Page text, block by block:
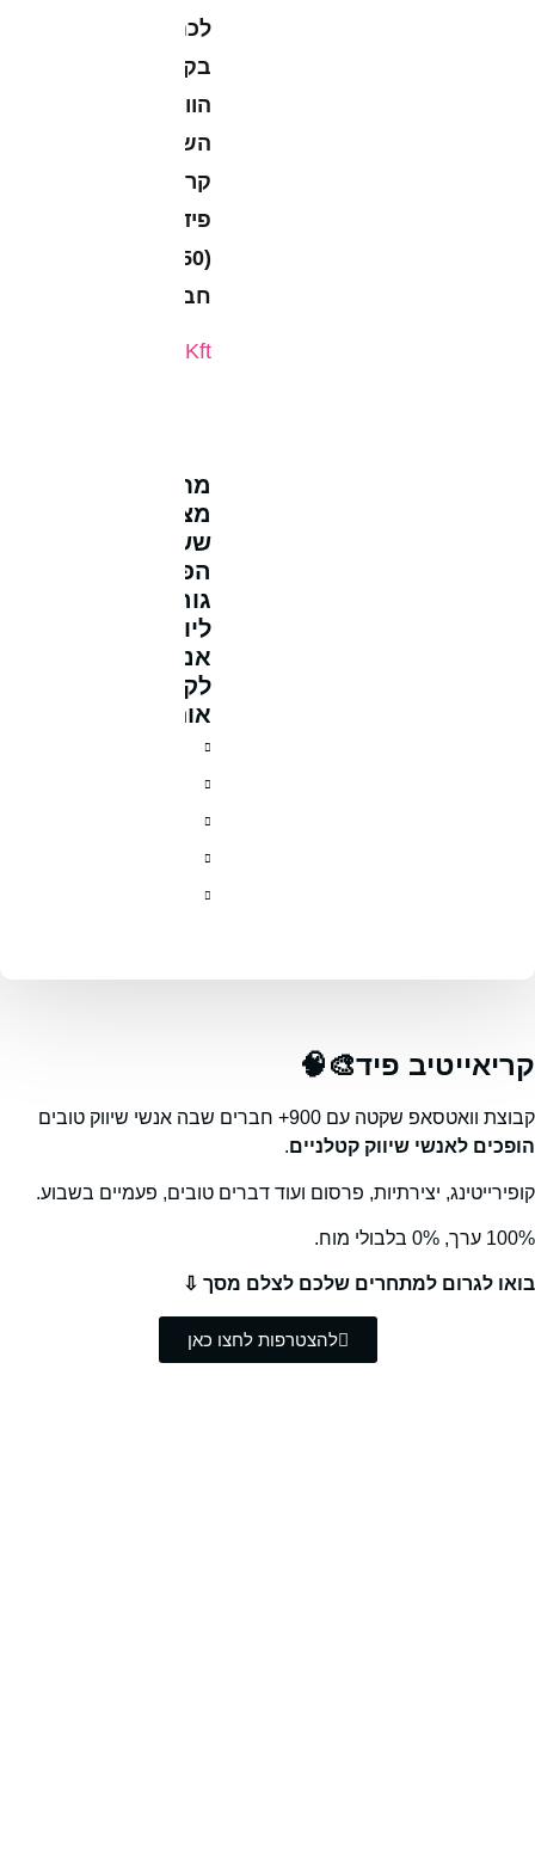
לכם
בקבוצת
הוואטסאפ
השקטה
קריאייטיב
פיד
חברים):
מחקרים
מצאו
ששיתוף
הפוסט
גורם
ליותר
אנשים
לקרוא
אותו:
קריאייטיב פיד🎨🧠
קבוצת וואטסאפ שקטה עם 900+ חברים שבה אנשי שיווק טובים
הופכים לאנשי שיווק קטלניים.
קופירייטינג, יצירתיות, פרסום ועוד דברים טובים, פעמיים בשבוע.
100% ערך, 0% בלבולי מוח.
בואו לגרום למתחרים שלכם לצלם מסך ⇩
להצטרפות לחצו כאן